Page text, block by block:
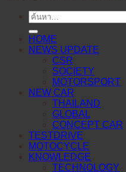
ค้นหา:
HOME
NEWS UPDATE
CSR
SOCIETY
MOTORSPORT
NEW CAR
THAILAND
GLOBAL
CONCEPT CAR
TESTDRIVE
MOTOCYCLE
KNOWLEDGE
TECHNOLOGY